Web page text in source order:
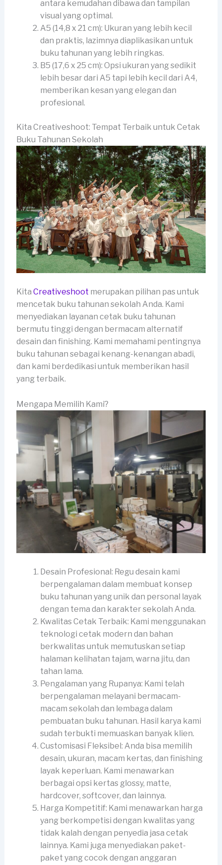
antara kemudahan dibawa dan tampilan
visual yang optimal.
A5 (14,8 x 21 cm): Ukuran yang lebih kecil
dan praktis, lazimnya diaplikasikan untuk
buku tahunan yang lebih ringkas.
B5 (17,6 x 25 cm): Opsi ukuran yang sedikit
lebih besar dari A5 tapi lebih kecil dari A4,
memberikan kesan yang elegan dan
profesional.
Kita Creativeshoot: Tempat Terbaik untuk Cetak
Buku Tahunan Sekolah
Kita Creativeshoot merupakan pilihan pas untuk
mencetak buku tahunan sekolah Anda. Kami
menyediakan layanan cetak buku tahunan
bermutu tinggi dengan bermacam alternatif
desain dan finishing. Kami memahami pentingnya
buku tahunan sebagai kenang-kenangan abadi,
dan kami berdedikasi untuk memberikan hasil
yang terbaik.
Mengapa Memilih Kami?
Desain Profesional: Regu desain kami
berpengalaman dalam membuat konsep
buku tahunan yang unik dan personal layak
dengan tema dan karakter sekolah Anda.
Kwalitas Cetak Terbaik: Kami menggunakan
teknologi cetak modern dan bahan
berkwalitas untuk memutuskan setiap
halaman kelihatan tajam, warna jitu, dan
tahan lama.
Pengalaman yang Rupanya: Kami telah
berpengalaman melayani bermacam-
macam sekolah dan lembaga dalam
pembuatan buku tahunan. Hasil karya kami
sudah terbukti memuaskan banyak klien.
Customisasi Fleksibel: Anda bisa memilih
desain, ukuran, macam kertas, dan finishing
layak keperluan. Kami menawarkan
berbagai opsi kertas glossy, matte,
hardcover, softcover, dan lainnya.
Harga Kompetitif: Kami menawarkan harga
yang berkompetisi dengan kwalitas yang
tidak kalah dengan penyedia jasa cetak
lainnya. Kami juga menyediakan paket-
paket yang cocok dengan anggaran